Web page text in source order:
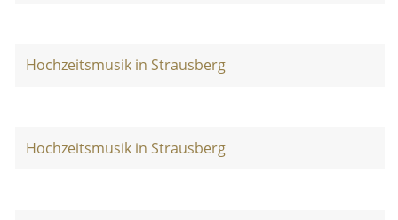
Hochzeitsmusik in Strausberg
Hochzeitsmusik in Strausberg